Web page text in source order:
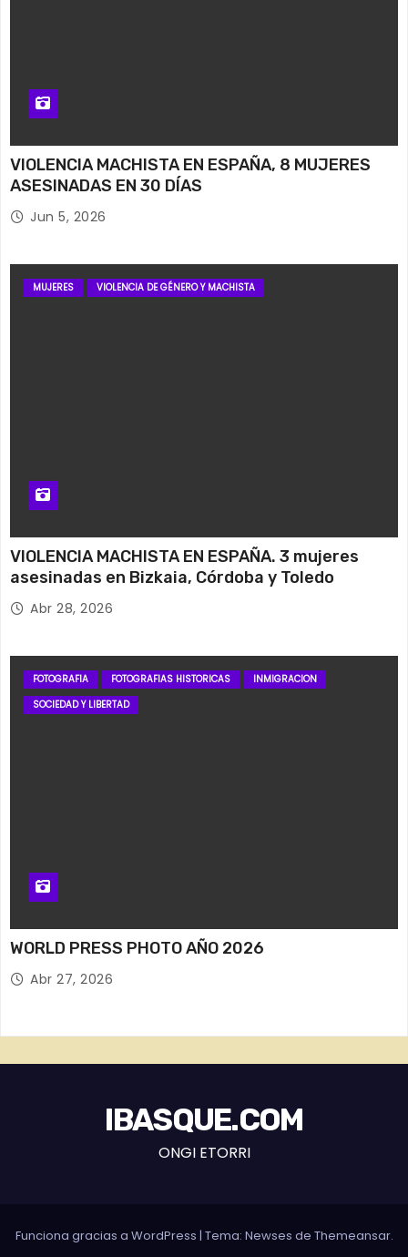
VIOLENCIA MACHISTA EN ESPAÑA, 8 MUJERES
ASESINADAS EN 30 DÍAS
Jun 5, 2026
MUJERES VIOLENCIA DE GÉNERO Y MACHISTA
VIOLENCIA MACHISTA EN ESPAÑA. 3 mujeres
asesinadas en Bizkaia, Córdoba y Toledo
Abr 28, 2026
FOTOGRAFIA FOTOGRAFIAS HISTORICAS
INMIGRACION
SOCIEDAD Y LIBERTAD
WORLD PRESS PHOTO AÑO 2026
Abr 27, 2026
IBASQUE.COM
ONGI ETORRI
Funciona gracias a WordPress | Tema: Newses de Themeansar.